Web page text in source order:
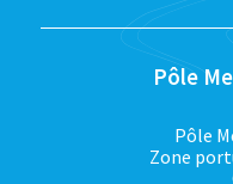
Pôle
Pôle
Zone